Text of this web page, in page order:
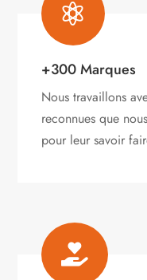

+300 Marques
Nous travaillons
reconnues que
pour leur savoir
